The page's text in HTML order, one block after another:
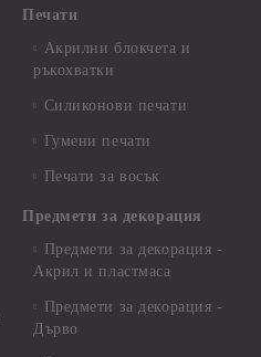
Печати
Акрилни блокчета и
ръкохватки
Силиконови печати
Гумени печати
Печати за восък
Предмети за декорация
Предмети за декорация -
Акрил и пластмаса
Предмети за декорация -
Дърво